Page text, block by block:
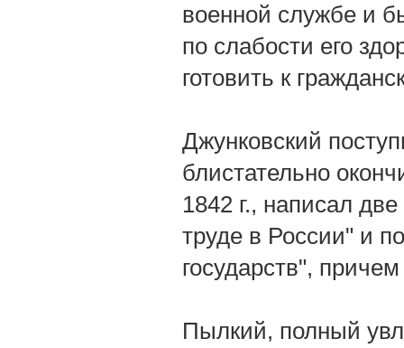
военной службе и
по слабости его
готовить к
Джунковский
блистательно
1842 г., написал
труде в России" и
государств",
Пылкий, полный